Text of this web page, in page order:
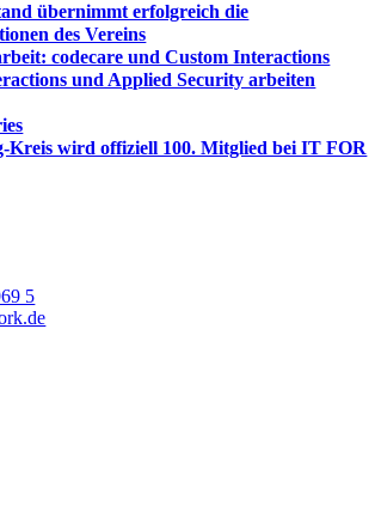
übernimmt erfolgreich die
des Vereins
codecare und Custom Interactions
und Applied Security arbeiten
Kreis wird offiziell 100. Mitglied bei IT FOR
5